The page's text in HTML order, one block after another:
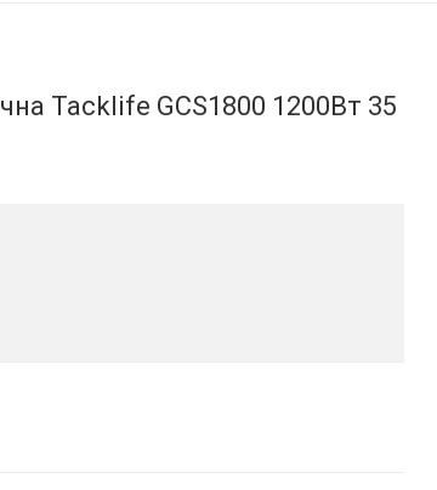
Tacklife GCS1800 1200Вт 35